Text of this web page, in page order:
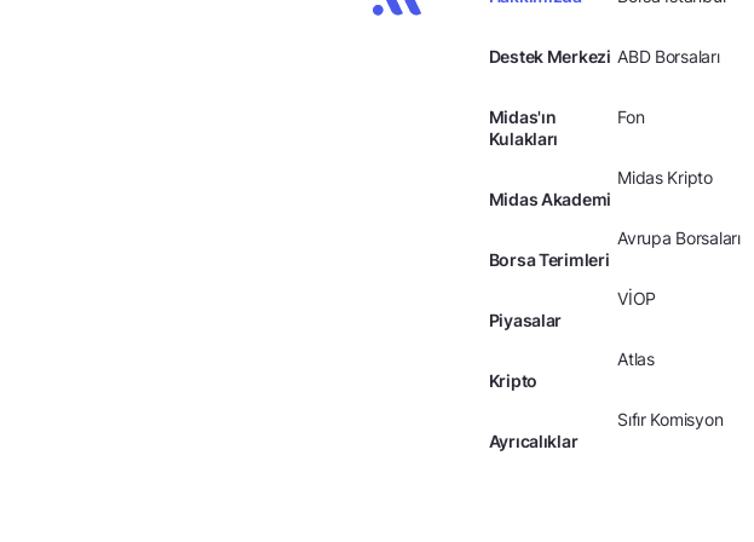
Destek Merkezi
Midas'ın
Kulakları
Midas Akademi
Borsa Terimleri
Piyasalar
Kripto
Ayrıcalıklar
ABD Borsaları
Fon
Midas Kripto
Avrupa Borsaları
VİOP
Atlas
Sıfır Komisyon